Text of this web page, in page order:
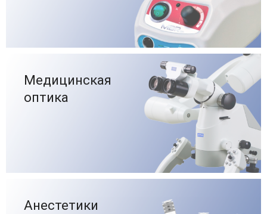
Медицинская
оптика
Анестетики